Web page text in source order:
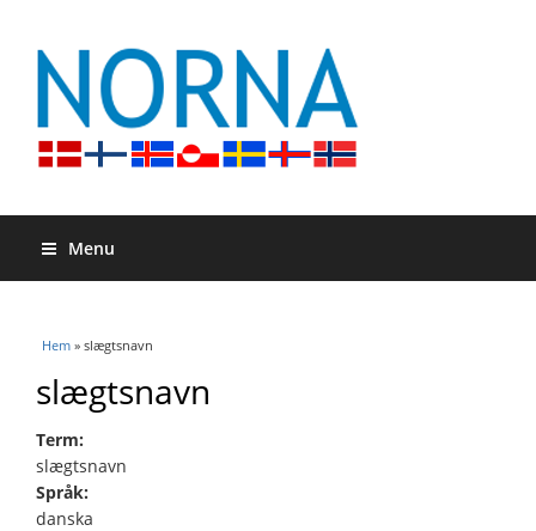
Menu
Du är här
Hem » slægtsnavn
slægtsnavn
Term:
slægtsnavn
Språk:
danska